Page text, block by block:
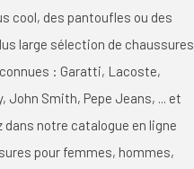
cool, des pantoufles ou des
large sélection de chaussures
: Garatti, Lacoste,
John Smith, Pepe Jeans, ... et
dans notre catalogue en ligne
pour femmes, hommes,